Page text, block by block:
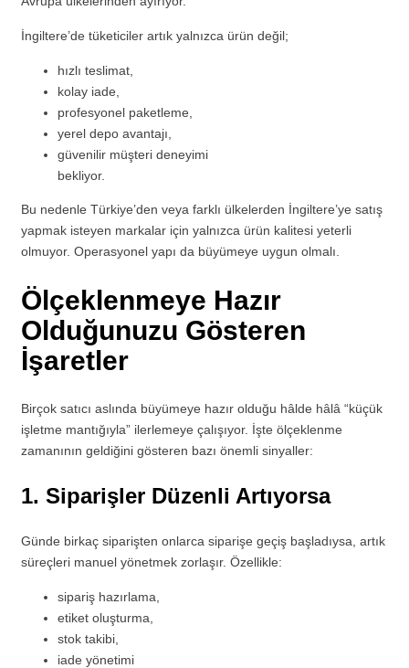
İngiltere’de tüketiciler artık yalnızca ürün değil;
hızlı teslimat,
kolay iade,
profesyonel paketleme,
yerel depo avantajı,
güvenilir müşteri deneyimi
bekliyor.
Bu nedenle Türkiye’den veya farklı ülkelerden İngiltere’ye satış
yapmak isteyen markalar için yalnızca ürün kalitesi yeterli
olmuyor. Operasyonel yapı da büyümeye uygun olmalı.
Ölçeklenmeye Hazır
Olduğunuzu Gösteren
İşaretler
Birçok satıcı aslında büyümeye hazır olduğu hâlde hâlâ “küçük
işletme mantığıyla” ilerlemeye çalışıyor. İşte ölçeklenme
zamanının geldiğini gösteren bazı önemli sinyaller:
1. Siparişler Düzenli Artıyorsa
Günde birkaç siparişten onlarca siparişe geçiş başladıysa, artık
süreçleri manuel yönetmek zorlaşır. Özellikle:
sipariş hazırlama,
etiket oluşturma,
stok takibi,
iade yönetimi